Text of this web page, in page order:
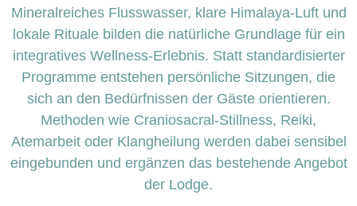
Mineralreiches Flusswasser, klare Himalaya-Luft und
lokale Rituale bilden die natürliche Grundlage für ein
integratives Wellness-Erlebnis. Statt standardisierter
Programme entstehen persönliche Sitzungen, die
sich an den Bedürfnissen der Gäste orientieren.
Methoden wie Craniosacral-Stillness, Reiki,
Atemarbeit oder Klangheilung werden dabei sensibel
eingebunden und ergänzen das bestehende Angebot
der Lodge.